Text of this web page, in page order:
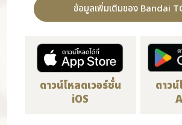
ข้อมูลเพิ่มเติมของ Bandai
ดาวน์โหลดเวอร์ชั่น
iOS
ดาว